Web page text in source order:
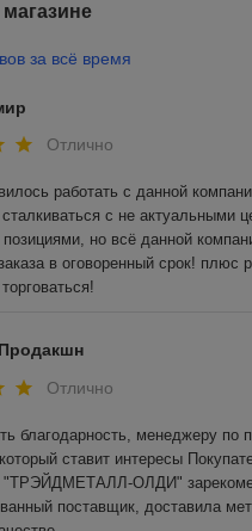
за всё время
Отлично
работать с данной
с не актуальными
но всё данной
в оговоренный срок! плюс
Отлично
благодарность, менеджеру по
ставит интересы
"ТРЭЙДМЕТАЛЛ-ОЛДИ"
поставщик, доставила